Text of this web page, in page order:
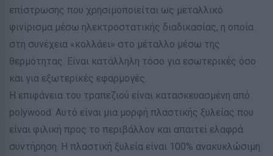
επίστρωσης που χρησιμοποιείται ως μεταλλικό
φινίρισμα μέσω ηλεκτροστατικής διαδικασίας, η οποία
στη συνέχεια «κολλάει» στο μέταλλο μέσω της
θερμότητας. Είναι κατάλληλη τόσο για εσωτερικές όσο
και για εξωτερικές εφαρμογές.
Η επιφάνεια του τραπεζιού είναι κατασκευασμένη από
polywood. Αυτό είναι μια μορφή πλαστικής ξυλείας που
είναι φιλική προς το περιβάλλον και απαιτεί ελαφρά
συντήρηση. Η πλαστική ξυλεία είναι 100% ανακυκλώσιμη